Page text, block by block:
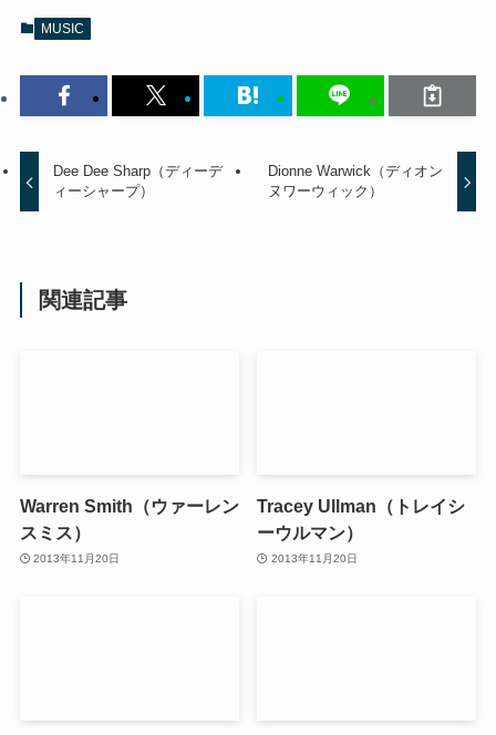
MUSIC
Dee Dee Sharp（ディーデ
ィーシャープ）
Dionne Warwick（ディオン
ヌワーウィック）
関連記事
Warren Smith（ウァーレン
スミス）
2013年11月20日
Tracey Ullman（トレイシ
ーウルマン）
2013年11月20日